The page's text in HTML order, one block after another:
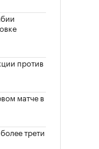
против
матче в
трети